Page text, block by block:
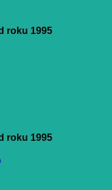
roku 1995
roku 1995